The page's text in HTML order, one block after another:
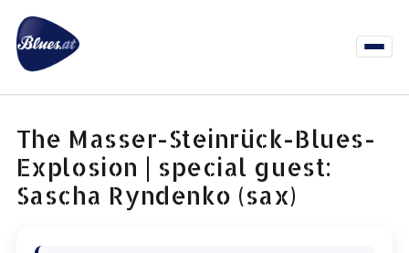
Inhalt
springen
Menü
The Masser-Steinrück-Blues-
Explosion | special guest:
Sascha Ryndenko (sax)